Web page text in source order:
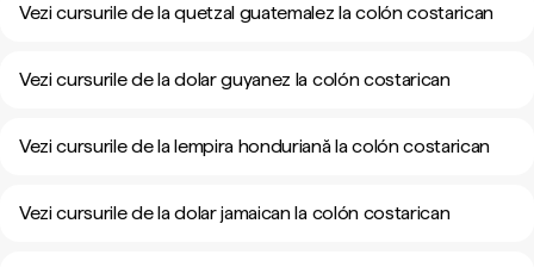
Vezi cursurile de la quetzal guatemalez la colón costarican
Vezi cursurile de la dolar guyanez la colón costarican
Vezi cursurile de la lempira honduriană la colón costarican
Vezi cursurile de la dolar jamaican la colón costarican